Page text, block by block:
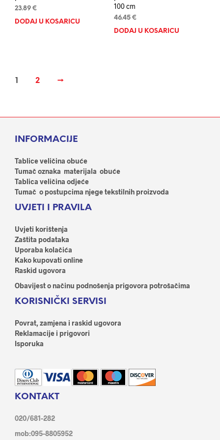
23.89 €
DODAJ U KOŠARICU
100 cm
46.45 €
DODAJ U KOŠARICU
1 2 →
INFORMACIJE
Tablice veličina obuće
Tumač oznaka materijala obuće
Tablica veličina odjeće
Tumač o postupcima njege tekstilnih proizvoda
UVJETI I PRAVILA
Uvjeti korištenja
Zaštita podataka
Uporaba kolačića
Kako kupovati online
Raskid ugovora
Obavijest o načinu podnošenja prigovora potrošačima
KORISNIČKI SERVISI
Povrat, zamjena i raskid ugovora
Reklamacije i prigovori
Isporuka
KONTAKT
020/681-282
mob:095-8805952